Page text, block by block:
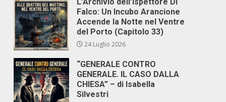
Falco: Un Incubo Arancione
Accende la Notte nel Ventre
del Porto (Capitolo 33)
24 Luglio 2026
“GENERALE CONTRO
GENERALE. IL CASO DALLA
CHIESA” – di Isabella
Silvestri